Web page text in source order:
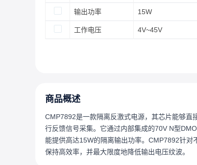
输出功率 15W
工作电压 4V~45V
商品概述
CMP7892是一款隔离反激式电源，其芯片能够
行反馈信号采集。它通过内部集成的70V N型
能提供高达15W的隔离输出功率。CMP7892针对
保持高效率，并最大限度地降低输出电压纹波。